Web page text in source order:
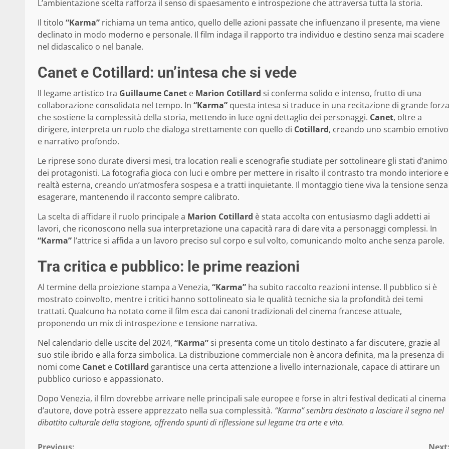
L’ambientazione scelta rafforza il senso di spaesamento e introspezione che attraversa tutta la storia.
Il titolo “Karma” richiama un tema antico, quello delle azioni passate che influenzano il presente, ma viene
declinato in modo moderno e personale. Il film indaga il rapporto tra individuo e destino senza mai scadere
nel didascalico o nel banale.
Canet e Cotillard: un’intesa che si vede
Il legame artistico tra Guillaume Canet e Marion Cotillard si conferma solido e intenso, frutto di una
collaborazione consolidata nel tempo. In “Karma” questa intesa si traduce in una recitazione di grande forza
che sostiene la complessità della storia, mettendo in luce ogni dettaglio dei personaggi. Canet, oltre a
dirigere, interpreta un ruolo che dialoga strettamente con quello di Cotillard, creando uno scambio emotivo
e narrativo profondo.
Le riprese sono durate diversi mesi, tra location reali e scenografie studiate per sottolineare gli stati d’animo
dei protagonisti. La fotografia gioca con luci e ombre per mettere in risalto il contrasto tra mondo interiore e
realtà esterna, creando un’atmosfera sospesa e a tratti inquietante. Il montaggio tiene viva la tensione senza
esagerare, mantenendo il racconto sempre calibrato.
La scelta di affidare il ruolo principale a Marion Cotillard è stata accolta con entusiasmo dagli addetti ai
lavori, che riconoscono nella sua interpretazione una capacità rara di dare vita a personaggi complessi. In
“Karma” l’attrice si affida a un lavoro preciso sul corpo e sul volto, comunicando molto anche senza parole.
Tra critica e pubblico: le prime reazioni
Al termine della proiezione stampa a Venezia, “Karma” ha subito raccolto reazioni intense. Il pubblico si è
mostrato coinvolto, mentre i critici hanno sottolineato sia le qualità tecniche sia la profondità dei temi
trattati. Qualcuno ha notato come il film esca dai canoni tradizionali del cinema francese attuale,
proponendo un mix di introspezione e tensione narrativa.
Nel calendario delle uscite del 2024, “Karma”si presenta come un titolo destinato a far discutere, grazie al
suo stile ibrido e alla forza simbolica. La distribuzione commerciale non è ancora definita, ma la presenza di
nomi come Canet e Cotillard garantisce una certa attenzione a livello internazionale, capace di attirare un
pubblico curioso e appassionato.
Dopo Venezia, il film dovrebbe arrivare nelle principali sale europee e forse in altri festival dedicati al cinema
d’autore, dove potrà essere apprezzato nella sua complessità. “Karma” sembra destinato a lasciare il segno nel
dibattito culturale della stagione, offrendo spunti di riflessione sul legame tra arte e vita.